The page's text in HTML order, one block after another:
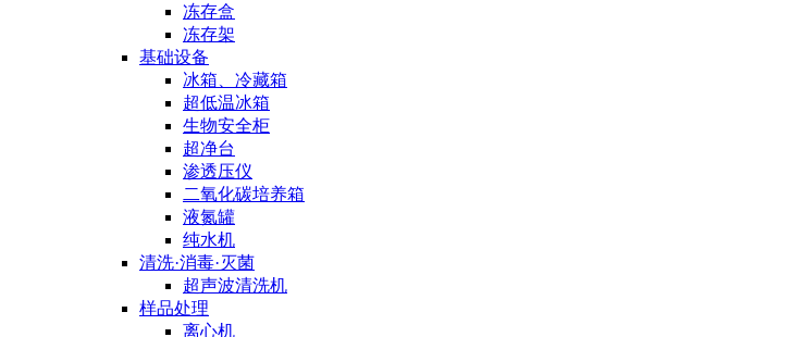
冻存盒
冻存架
基础设备
冰箱、冷藏箱
超低温冰箱
生物安全柜
超净台
渗透压仪
二氧化碳培养箱
液氮罐
纯水机
清洗·消毒·灭菌
超声波清洗机
样品处理
离心机